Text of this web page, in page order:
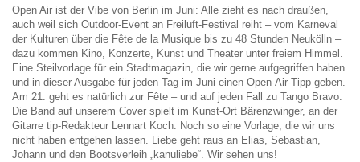
Open Air ist der Vibe von Berlin im Juni: Alle zieht es nach draußen,
auch weil sich Outdoor-Event an Freiluft-Festival reiht – vom Karneval
der Kulturen über die Fête de la Musique bis zu 48 Stunden Neukölln –
dazu kommen Kino, Konzerte, Kunst und Theater unter freiem Himmel.
Eine Steilvorlage für ein Stadtmagazin, die wir gerne aufgegriffen haben
und in dieser Ausgabe für jeden Tag im Juni einen Open-Air-Tipp geben.
Am 21. geht es natürlich zur Fête – und auf jeden Fall zu Tango Bravo.
Die Band auf unserem Cover spielt im Kunst-Ort Bärenzwinger, an der
Gitarre tip-Redakteur Lennart Koch. Noch so eine Vorlage, die wir uns
nicht haben entgehen lassen. Liebe geht raus an Elias, Sebastian,
Johann und den Bootsverleih „kanuliebe“. Wir sehen uns!